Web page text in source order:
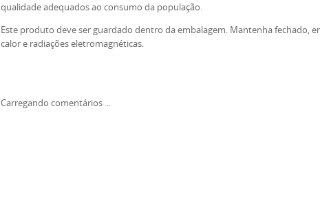
qualidade adequados ao consumo da população.
Este produto deve ser guardado dentro da embalagem. Mantenha fechado,
calor e radiações eletromagnéticas.
Carregando comentários ...